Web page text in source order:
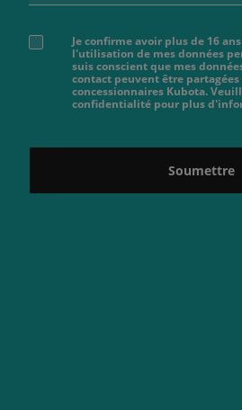
Je confirme avoir plus de 16
l'utilisation de mes données
suis conscient que mes
contact peuvent être partagées
concessionnaires Kubota.
confidentialité pour plus
Soumettre